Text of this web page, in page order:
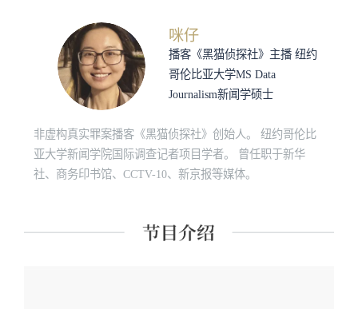
咪仔
播客《黑猫侦探社》主播 纽约
哥伦比亚大学MS Data
Journalism新闻学硕士
非虚构真实罪案播客《黑猫侦探社》创始人。 纽约哥伦比
亚大学新闻学院国际调查记者项目学者。 曾任职于新华
社、商务印书馆、CCTV-10、新京报等媒体。